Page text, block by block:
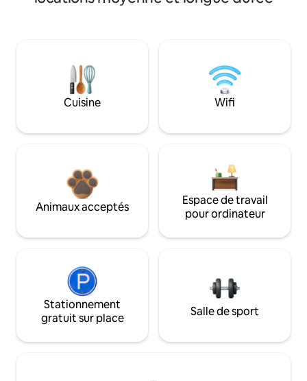
Cuisine Wifi
Animaux acceptés
Espace de travail
pour ordinateur
Stationnement
gratuit sur place
Salle de sport